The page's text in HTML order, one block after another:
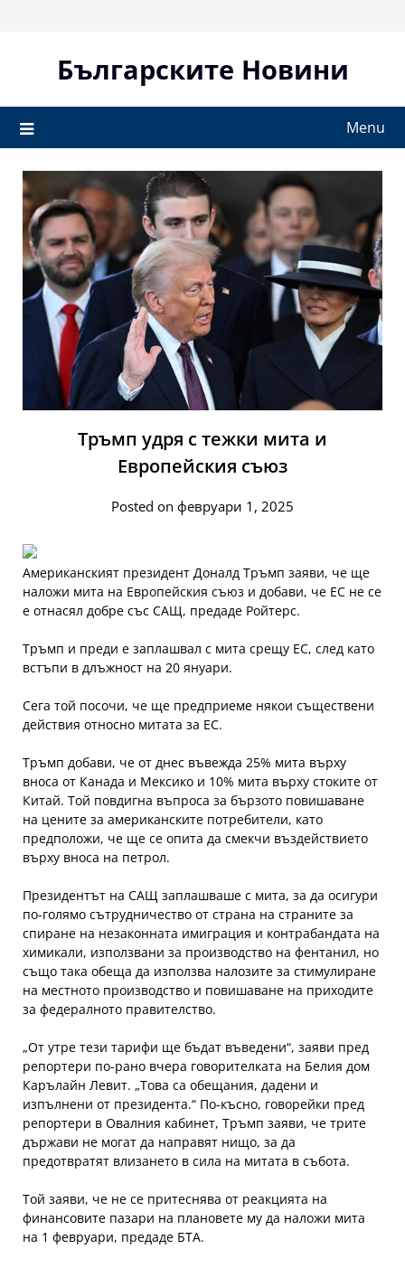
Българските Новини
Menu
Тръмп удря с тежки мита и
Европейския съюз
Posted on февруари 1, 2025
Американският президент Доналд Тръмп заяви, че ще
наложи мита на Европейския съюз и добави, че ЕС не се
е отнасял добре със САЩ, предаде Ройтерс.
Тръмп и преди е заплашвал с мита срещу ЕС, след като
встъпи в длъжност на 20 януари.
Сега той посочи, че ще предприеме някои съществени
действия относно митата за ЕС.
Тръмп добави, че от днес въвежда 25% мита върху
вноса от Канада и Мексико и 10% мита върху стоките от
Китай. Той повдигна въпроса за бързото повишаване
на цените за американските потребители, като
предположи, че ще се опита да смекчи въздействието
върху вноса на петрол.
Президентът на САЩ заплашваше с мита, за да осигури
по-голямо сътрудничество от страна на страните за
спиране на незаконната имиграция и контрабандата на
химикали, използвани за производство на фентанил, но
също така обеща да използва налозите за стимулиране
на местното производство и повишаване на приходите
за федералното правителство.
„От утре тези тарифи ще бъдат въведени“, заяви пред
репортери по-рано вчера говорителката на Белия дом
Карълайн Левит. „Това са обещания, дадени и
изпълнени от президента.“ По-късно, говорейки пред
репортери в Овалния кабинет, Тръмп заяви, че трите
държави не могат да направят нищо, за да
предотвратят влизането в сила на митата в събота.
Той заяви, че не се притеснява от реакцията на
финансовите пазари на плановете му да наложи мита
на 1 февруари, предаде БТА.